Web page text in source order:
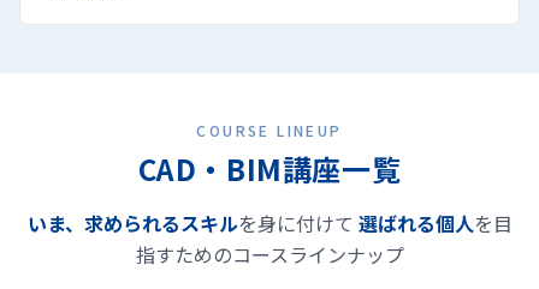
COURSE LINEUP
CAD・BIM講座一覧
いま、求められるスキルを身に付けて 選ばれる個人を目
指すためのコースラインナップ